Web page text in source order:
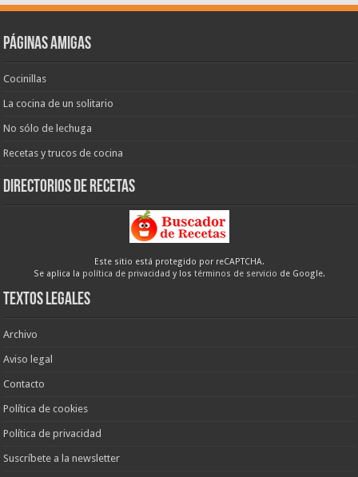
Páginas amigas
Cocinillas
La cocina de un solitario
No sólo de lechuga
Recetas y trucos de cocina
Directorios de recetas
Este sitio está protegido por reCAPTCHA.
Se aplica la política de privacidad y los términos de servicio de Google.
Textos legales
Archivo
Aviso legal
Contacto
Política de cookies
Política de privacidad
Suscríbete a la newsletter